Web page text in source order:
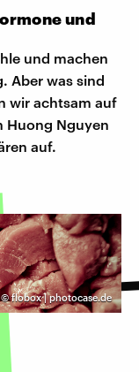
und
und machen
Aber was sind
wir achtsam auf
Huong Nguyen
auf.
©flobox | photocase.de